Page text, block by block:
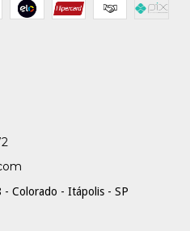
- Colorado - Itápolis - SP